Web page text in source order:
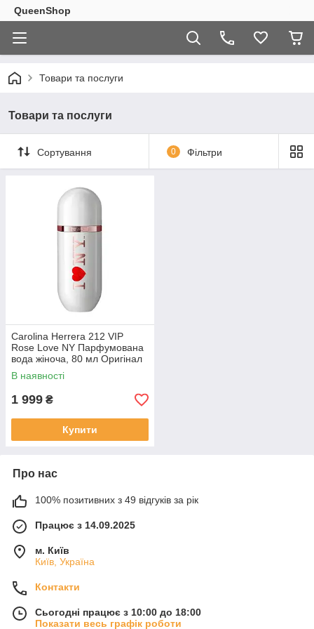
QueenShop
Товари та послуги
Товари та послуги
Сортування 0 Фільтри
Carolina Herrera 212 VIP
Rose Love NY Парфумована
вода жіноча, 80 мл Оригінал
В наявності
1 999 ₴
Купити
Про нас
100% позитивних з 49 відгуків за рік
Працює з 14.09.2025
м. Київ
Київ, Україна
Контакти
Сьогодні працює з 10:00 до 18:00
Показати весь графік роботи